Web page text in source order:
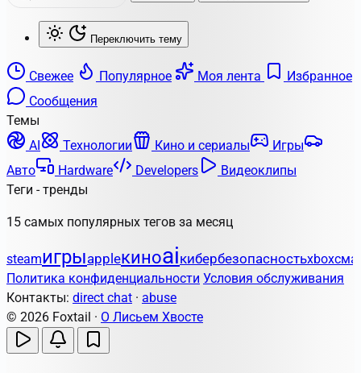
Переключить тему
Свежее Популярное Моя лента
Избранное
Сообщения
Темы
AI
Технологии Кино и сериалы
Игры
Авто
Hardware Developers
Видеоклипы
Теги - тренды
15 самых популярных тегов за месяц
steamигрыappleкиноaiкибербезопасностьxbox
Политика конфиденциальности Условия обслуживания
Контакты: direct chat · abuse
© 2026 Foxtail · О Лисьем Хвосте